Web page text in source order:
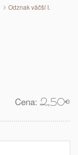
Odznak väčší I.
Cena: 2,50€